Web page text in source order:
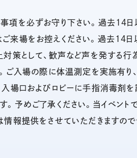
を必ずお守り下さい。過去14日
来場をお控えください。過去14
策として、歓声など声を発する
。ご入場の際に体温測定を実施
場口およびロビーに手指消毒剤
予めご了承ください。当イベン
情報提供をさせていただきます